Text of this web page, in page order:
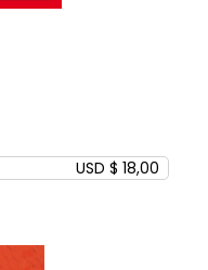
USD $ 18,00